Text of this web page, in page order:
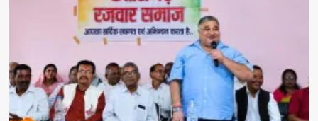
संस्कृति
राजेश
अग्रवाल
दिया
स्वदेशी
अपनाने
का